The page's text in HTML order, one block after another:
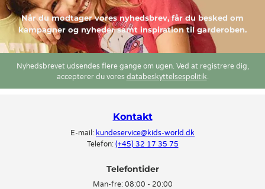
Når du modtager vores nyhedsbrev, får du besked om
kampagner og nyheder samt inspiration til garderoben.
Nyhedsbrevet udsendes flere gange om ugen. Ved at registrere dig,
accepterer du vores databeskyttelsespolitik
Kontakt
E-mail: kundeservice@kids-world.dk
Telefon: (+45) 32 17 35 75
Telefontider
Man-fre: 08:00 - 20:00